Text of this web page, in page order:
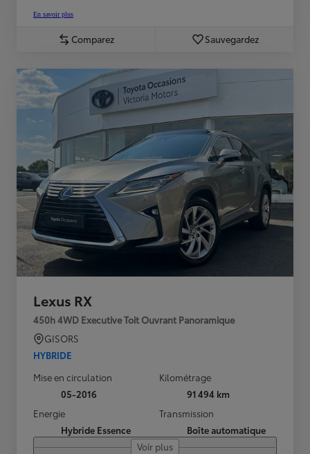
En savoir plus
Comparez Sauvegardez
Lexus RX
450h 4WD Executive Toit Ouvrant Panoramique
GISORS
HYBRIDE
Mise en circulation
05-2016
Kilométrage
91 494 km
Energie
Hybride Essence
Transmission
Boîte automatique
Voir plus